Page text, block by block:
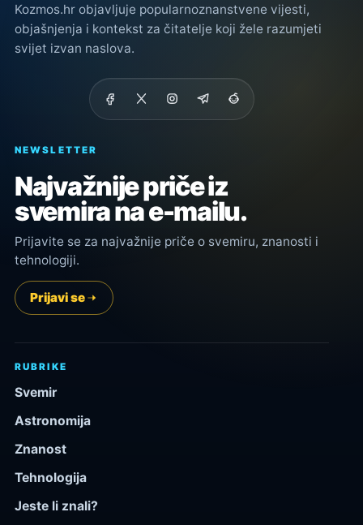
Kozmos.hr objavljuje popularnoznanstvene vijesti,
objašnjenja i kontekst za čitatelje koji žele razumjeti
svijet izvan naslova.
NEWSLETTER
Najvažnije priče iz
svemira na e-mailu.
Prijavite se za najvažnije priče o svemiru, znanosti i
tehnologiji.
Prijavi se
RUBRIKE
Svemir
Astronomija
Znanost
Tehnologija
Jeste li znali?